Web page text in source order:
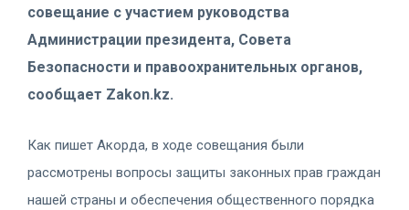
совещание с участием руководства
Администрации президента, Совета
Безопасности и правоохранительных органов,
сообщает Zakon.kz.
Как пишет Акорда, в ходе совещания были
рассмотрены вопросы защиты законных прав граждан
нашей страны и обеспечения общественного порядка